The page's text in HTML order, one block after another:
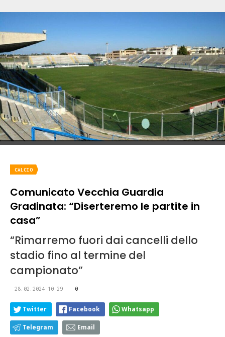
CALCIO
Comunicato Vecchia Guardia
Gradinata: “Diserteremo le partite in
casa”
“Rimarremo fuori dai cancelli dello
stadio fino al termine del
campionato”
28.02.2024 10:29 0
Twitter Facebook Whatsapp
Telegram Email